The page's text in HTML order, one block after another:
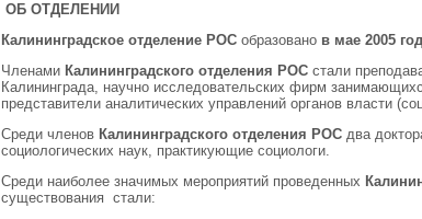
ОБ ОТДЕЛЕНИИ
Калининградское отделение РОСобразовано в мае 2005
Членами Калининградского отделения РОСстали
Калининграда, научно исследовательских фирм
представители аналитических управлений органов власти
Среди членов Калининградского отделения РОСдва
социологических наук, практикующие социологи.
Среди наиболее значимых мероприятий проведенных
существования стали: